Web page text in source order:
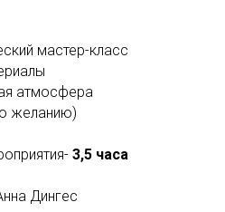
мастер-класс
атмосфера
желанию)
3,5 часа
Дингес